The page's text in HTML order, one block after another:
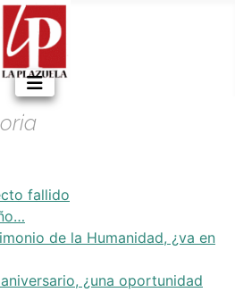
fallido
de la Humanidad, ¿va en
¿una oportunidad